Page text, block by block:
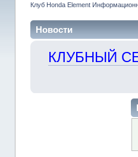
Клуб Honda Element
Новости
КЛУБНЫЙ